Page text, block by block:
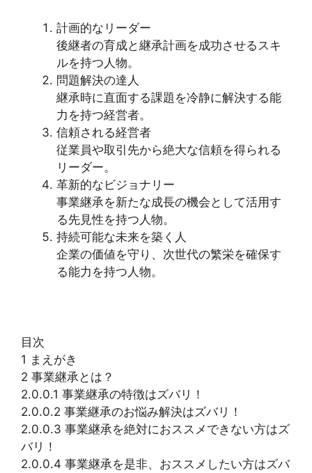
計画的なリーダー
後継者の育成と継承計画を成功させるスキ
ルを持つ人物。
問題解決の達人
継承時に直面する課題を冷静に解決する能
力を持つ経営者。
信頼される経営者
従業員や取引先から絶大な信頼を得られる
リーダー。
革新的なビジョナリー
事業継承を新たな成長の機会として活用す
る先見性を持つ人物。
持続可能な未来を築く人
企業の価値を守り、次世代の繁栄を確保す
る能力を持つ人物。
目次
1 まえがき
2 事業継承とは？
2.0.0.1 事業継承の特徴はズバリ！
2.0.0.2 事業継承のお悩み解決はズバリ！
2.0.0.3 事業継承を絶対におススメできない方はズ
バリ！
2.0.0.4 事業継承を是非、おススメしたい方はズバ